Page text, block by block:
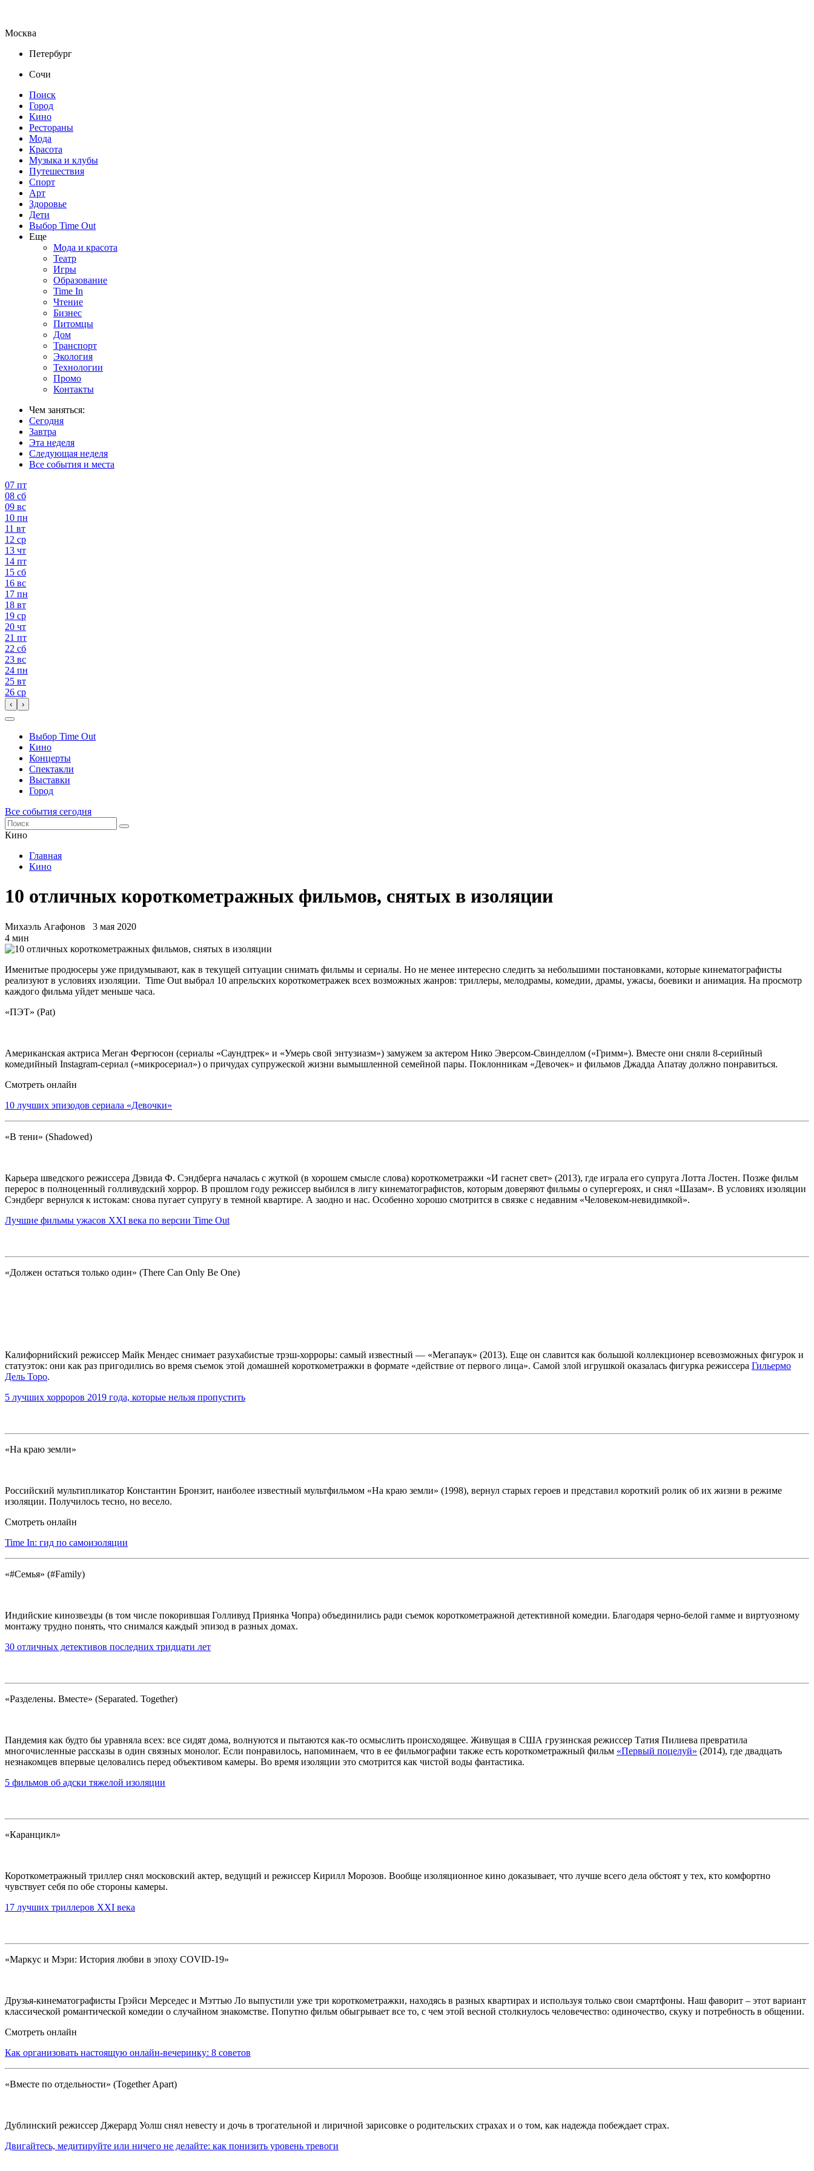
Москва
Петербург
Сочи
Поиск
Город
Кино
Рестораны
Мода
Красота
Музыка и клубы
Путешествия
Спорт
Арт
Здоровье
Дети
Выбор Time Out
Еще
Мода и красота
Театр
Игры
Образование
Time In
Чтение
Бизнес
Питомцы
Дом
Транспорт
Экология
Технологии
Промо
Контакты
Чем заняться:
Сегодня
Завтра
Эта неделя
Следующая неделя
Все события и места
07 пт
08 сб
09 вс
10 пн
11 вт
12 ср
13 чт
14 пт
15 сб
16 вс
17 пн
18 вт
19 ср
20 чт
21 пт
22 сб
23 вс
24 пн
25 вт
26 ср
‹ ›
Выбор Time Out
Кино
Концерты
Спектакли
Выставки
Город
Все события сегодня
Кино
Главная
Кино
10 отличных короткометражных фильмов, снятых в изоляции
Михаэль Агафонов
3 мая 2020
4 мин
Именитые продюсеры уже придумывают, как в текущей ситуации снимать фильмы и сериалы. Но не менее интересно следить за небольшими постановками, которые кинематографисты
реализуют в условиях изоляции. Time Out выбрал 10 апрельских короткометражек всех возможных жанров: триллеры, мелодрамы, комедии, драмы, ужасы, боевики и анимация. На просмотр
каждого фильма уйдет меньше часа.
«ПЭТ» (Pat)
Американская актриса Меган Фергюсон (сериалы «Саундтрек» и «Умерь свой энтузиазм») замужем за актером Нико Эверсом-Свинделлом («Гримм»). Вместе они сняли 8-серийный
комедийный Instagram-сериал («микросериал») о причудах супружеской жизни вымышленной семейной пары. Поклонникам «Девочек» и фильмов Джадда Апатау должно понравиться.
Смотреть онлайн
10 лучших эпизодов сериала «Девочки»
«В тени» (Shadowed)
Карьера шведского режиссера Дэвида Ф. Сэндберга началась с жуткой (в хорошем смысле слова) короткометражки «И гаснет свет» (2013), где играла его супруга Лотта Лостен. Позже фильм
перерос в полноценный голливудский хоррор. В прошлом году режиссер выбился в лигу кинематографистов, которым доверяют фильмы о супергероях, и снял «Шазам». В условиях изоляции
Сэндберг вернулся к истокам: снова пугает супругу в темной квартире. А заодно и нас. Особенно хорошо смотрится в связке с недавним «Человеком-невидимкой».
Лучшие фильмы ужасов XXI века по версии Time Out
«Должен остаться только один» (There Can Only Be One)
Калифорнийский режиссер Майк Мендес снимает разухабистые трэш-хорроры: самый известный — «Мегапаук» (2013). Еще он славится как большой коллекционер всевозможных фигурок и
статуэток: они как раз пригодились во время съемок этой домашней короткометражки в формате «действие от первого лица». Самой злой игрушкой оказалась фигурка режиссера Гильермо
Дель Торо.
5 лучших хорроров 2019 года, которые нельзя пропустить
«На краю земли»
Российский мультипликатор Константин Бронзит, наиболее известный мультфильмом «На краю земли» (1998), вернул старых героев и представил короткий ролик об их жизни в режиме
изоляции. Получилось тесно, но весело.
Смотреть онлайн
Time In: гид по самоизоляции
«#Семья» (#Family)
Индийские кинозвезды (в том числе покорившая Голливуд Приянка Чопра) объединились ради съемок короткометражной детективной комедии. Благодаря черно-белой гамме и виртуозному
монтажу трудно понять, что снимался каждый эпизод в разных домах.
30 отличных детективов последних тридцати лет
«Разделены. Вместе» (Separated. Together)
Пандемия как будто бы уравняла всех: все сидят дома, волнуются и пытаются как-то осмыслить происходящее. Живущая в США грузинская режиссер Татия Пилиева превратила
многочисленные рассказы в один связных монолог. Если понравилось, напоминаем, что в ее фильмографии также есть короткометражный фильм «Первый поцелуй» (2014), где двадцать
незнакомцев впервые целовались перед объективом камеры. Во время изоляции это смотрится как чистой воды фантастика.
5 фильмов об адски тяжелой изоляции
«Каранцикл»
Короткометражный триллер снял московский актер, ведущий и режиссер Кирилл Морозов. Вообще изоляционное кино доказывает, что лучше всего дела обстоят у тех, кто комфортно
чувствует себя по обе стороны камеры.
17 лучших триллеров XXI века
«Маркус и Мэри: История любви в эпоху COVID-19»
Друзья-кинематографисты Грэйси Мерседес и Мэттью Ло выпустили уже три короткометражки, находясь в разных квартирах и используя только свои смартфоны. Наш фаворит – этот вариант
классической романтической комедии о случайном знакомстве. Попутно фильм обыгрывает все то, с чем этой весной столкнулось человечество: одиночество, скуку и потребность в общении.
Смотреть онлайн
Как организовать настоящую онлайн-вечеринку: 8 советов
«Вместе по отдельности» (Together Apart)
Дублинский режиссер Джерард Уолш снял невесту и дочь в трогательной и лиричной зарисовке о родительских страхах и о том, как надежда побеждает страх.
Двигайтесь, медитируйте или ничего не делайте: как понизить уровень тревоги